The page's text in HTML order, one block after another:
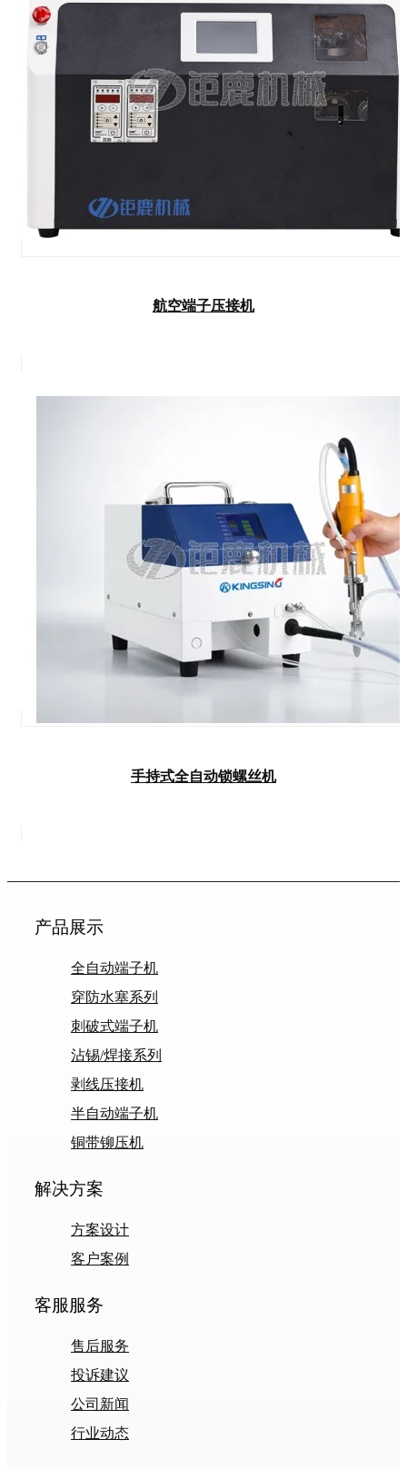
航空端子压接机
手持式全自动锁螺丝机
产品展示
全自动端子机
穿防水塞系列
刺破式端子机
沾锡/焊接系列
剥线压接机
半自动端子机
铜带铆压机
解决方案
方案设计
客户案例
客服服务
售后服务
投诉建议
公司新闻
行业动态